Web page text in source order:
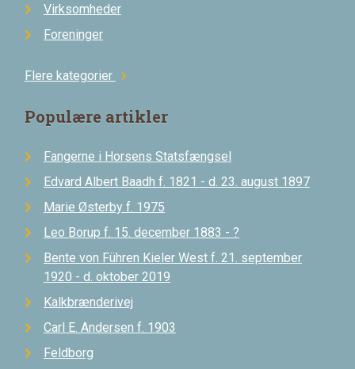
Virksomheder
Foreninger
Flere kategorier chevron_right
Populære artikler
Fangerne i Horsens Statsfængsel
Edvard Albert Baadh f. 1821 - d. 23. august 1897
Marie Østerby f. 1975
Leo Borup f. 15. december 1883 - ?
Bente von Führen Kieler West f. 21. september
1920 - d. oktober 2019
Kalkbrænderivej
Carl E. Andersen f. 1903
Feldborg